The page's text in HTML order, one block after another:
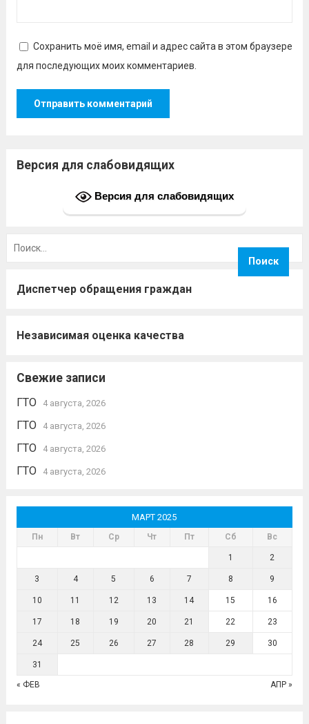
Сохранить моё имя, email и адрес сайта в этом браузере
для последующих моих комментариев.
Версия для слабовидящих
Версия для слабовидящих
Диспетчер обращения граждан
Независимая оценка качества
Свежие записи
ГТО 4 августа, 2026
ГТО 4 августа, 2026
ГТО 4 августа, 2026
ГТО 4 августа, 2026
МАРТ 2025
Пн Вт Ср Чт Пт Сб Вс
1 2
3 4 5 6 7 8 9
10 11 12 13 14 15 16
17 18 19 20 21 22 23
24 25 26 27 28 29 30
31
« ФЕВ АПР »